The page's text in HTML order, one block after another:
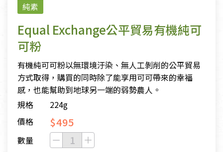
純素
Equal Exchange公平貿易有機純可
可粉
有機純可可粉以無環境汙染、無人工剝削的公平貿易
方式取得，購買的同時除了能享用可可帶來的幸福
感，也能幫助到地球另一端的弱勢農人。
規格
224g
價格
$495
數量